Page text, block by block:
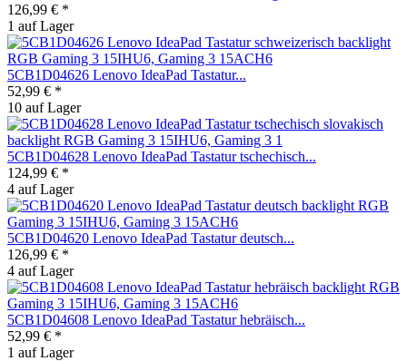
126,99 € *
1 auf Lager
5CB1D04626 Lenovo IdeaPad Tastatur...
52,99 € *
10 auf Lager
5CB1D04628 Lenovo IdeaPad Tastatur tschechisch...
124,99 € *
4 auf Lager
5CB1D04620 Lenovo IdeaPad Tastatur deutsch...
126,99 € *
4 auf Lager
5CB1D04608 Lenovo IdeaPad Tastatur hebräisch...
52,99 € *
1 auf Lager